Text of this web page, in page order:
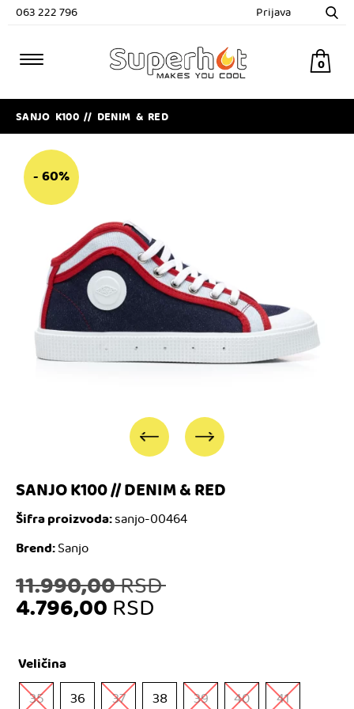
063 222 796 Prijava
SANJO K100 // DENIM & RED
- 60%
SANJO K100 // DENIM & RED
Šifra proizvoda:sanjo-00464
Brend:Sanjo
11.990,00RSDOriginalna
bila:
4.796,00RSD
cena
Veličina
35
36 37 38 39 40
41
0